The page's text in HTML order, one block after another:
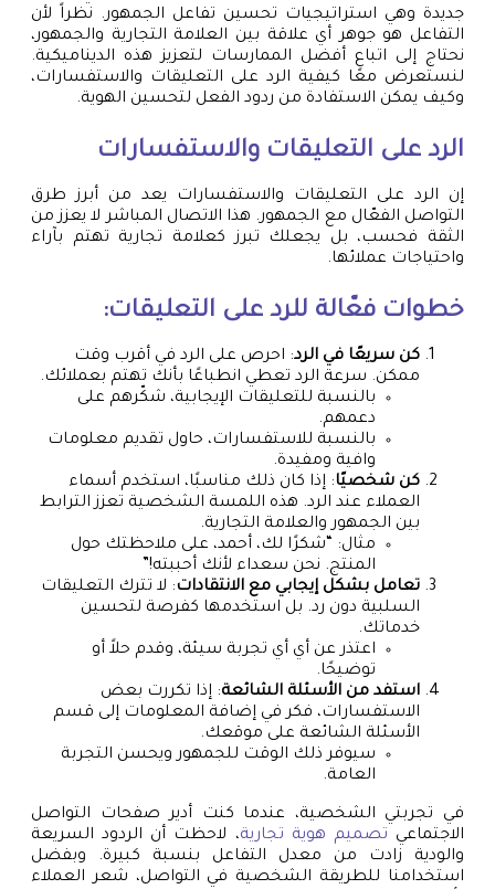
جديدة وهي استراتيجيات تحسين تفاعل الجمهور. نظراً لأن
التفاعل هو جوهر أي علاقة بين العلامة التجارية والجمهور،
نحتاج إلى اتباع أفضل الممارسات لتعزيز هذه الديناميكية.
لنستعرض معًا كيفية الرد على التعليقات والاستفسارات،
وكيف يمكن الاستفادة من ردود الفعل لتحسين الهوية.
الرد على التعليقات والاستفسارات
إن الرد على التعليقات والاستفسارات يعد من أبرز طرق
التواصل الفعّال مع الجمهور. هذا الاتصال المباشر لا يعزز من
الثقة فحسب، بل يجعلك تبرز كعلامة تجارية تهتم بآراء
واحتياجات عملائها.
خطوات فعّالة للرد على التعليقات:
كن سريعًا في الرد: احرص على الرد في أقرب وقت
ممكن. سرعة الرد تعطي انطباعًا بأنك تهتم بعملائك.
بالنسبة للتعليقات الإيجابية، شكّرهم على
دعمهم.
بالنسبة للاستفسارات، حاول تقديم معلومات
وافية ومفيدة.
كن شخصيًا: إذا كان ذلك مناسبًا، استخدم أسماء
العملاء عند الرد. هذه اللمسة الشخصية تعزز الترابط
بين الجمهور والعلامة التجارية.
مثال: “شكرًا لك، أحمد، على ملاحظتك حول
المنتج. نحن سعداء لأنك أحببته!”
تعامل بشكل إيجابي مع الانتقادات: لا تترك التعليقات
السلبية دون رد. بل استخدمها كفرصة لتحسين
خدماتك.
اعتذر عن أي أي تجربة سيئة، وقدم حلاً أو
توضيحًا.
استفد من الأسئلة الشائعة: إذا تكررت بعض
الاستفسارات، فكر في إضافة المعلومات إلى قسم
الأسئلة الشائعة على موقعك.
سيوفر ذلك الوقت للجمهور ويحسن التجربة
العامة.
في تجربتي الشخصية، عندما كنت أدير صفحات التواصل
الاجتماعي تصميم هوية تجارية، لاحظت أن الردود السريعة
والودية زادت من معدل التفاعل بنسبة كبيرة. وبفضل
استخدامنا للطريقة الشخصية في التواصل، شعر العملاء